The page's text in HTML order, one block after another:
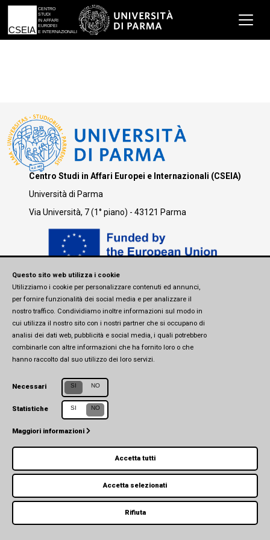
Centro Studi in Affari Europei e Internazionali (CSEIA)
Università di Parma
Via Università, 7 (1° piano) - 43121 Parma
© 2026 CSEIA - All Rights Reserved -Privacy Policy-
Questo sito web utilizza i cookie
Utilizziamo i cookie per personalizzare contenuti ed annunci,
per fornire funzionalità dei social media e per analizzare il
nostro traffico. Condividiamo inoltre informazioni sul modo in
cui utilizza il nostro sito con i nostri partner che si occupano di
analisi dei dati web, pubblicità e social media, i quali potrebbero
combinarle con altre informazioni che ha fornito loro o che
hanno raccolto dal suo utilizzo dei loro servizi.
Necessari SI NO
Statistiche SI NO
Maggiori informazioni
Accetta tutti
Accetta selezionati
Rifiuta